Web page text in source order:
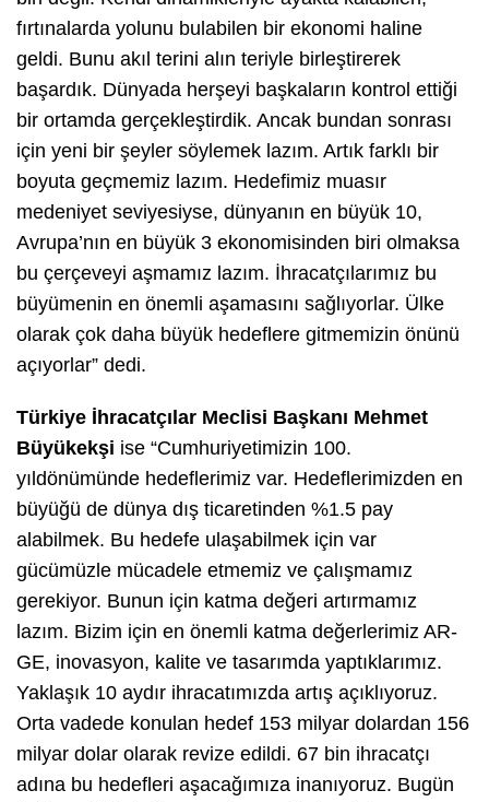
fırtınalarda yolunu bulabilen bir ekonomi haline
geldi. Bunu akıl terini alın teriyle birleştirerek
başardık. Dünyada herşeyi başkaların kontrol ettiği
bir ortamda gerçekleştirdik. Ancak bundan sonrası
için yeni bir şeyler söylemek lazım. Artık farklı bir
boyuta geçmemiz lazım. Hedefimiz muasır
medeniyet seviyesiyse, dünyanın en büyük 10,
Avrupa’nın en büyük 3 ekonomisinden biri olmaksa
bu çerçeveyi aşmamız lazım. İhracatçılarımız bu
büyümenin en önemli aşamasını sağlıyorlar. Ülke
olarak çok daha büyük hedeflere gitmemizin önünü
açıyorlar” dedi.
Türkiye İhracatçılar Meclisi Başkanı Mehmet
Büyükekşi ise “Cumhuriyetimizin 100.
yıldönümünde hedeflerimiz var. Hedeflerimizden en
büyüğü de dünya dış ticaretinden %1.5 pay
alabilmek. Bu hedefe ulaşabilmek için var
gücümüzle mücadele etmemiz ve çalışmamız
gerekiyor. Bunun için katma değeri artırmamız
lazım. Bizim için en önemli katma değerlerimiz AR-
GE, inovasyon, kalite ve tasarımda yaptıklarımız.
Yaklaşık 10 aydır ihracatımızda artış açıklıyoruz.
Orta vadede konulan hedef 153 milyar dolardan 156
milyar dolar olarak revize edildi. 67 bin ihracatçı
adına bu hedefleri aşacağımıza inanıyoruz. Bugün